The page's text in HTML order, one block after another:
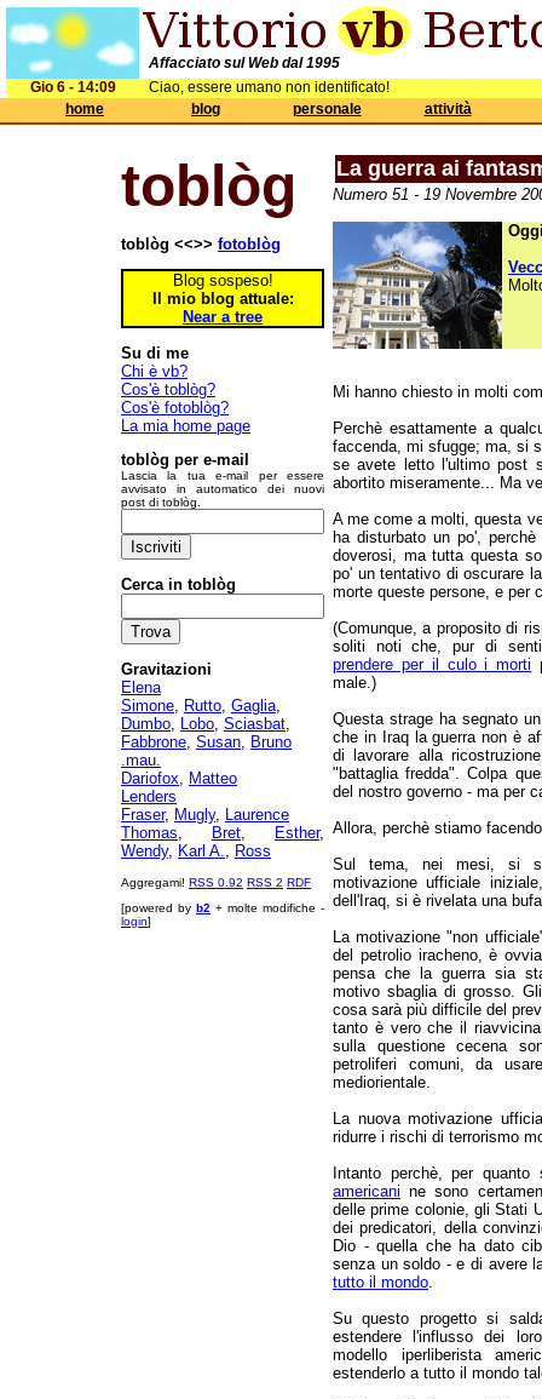
Affacciato sul Web dal 1995
Gio 6 - 14:09
Ciao, essere umano non identificato!
home
blog personale attività
toblòg
toblòg <<>> fotoblòg
Blog sospeso!
Il mio blog attuale:
Near a tree
Su di me
Chi è vb?
Cos'è toblòg?
Cos'è fotoblòg?
La mia home page
toblòg per e-mail
Lascia la tua e-mail per essere
avvisato in automatico dei nuovi
post di toblòg.
Cerca in toblòg
Gravitazioni
Elena
Simone, Rutto, Gaglia,
Dumbo, Lobo, Sciasbat,
Fabbrone, Susan, Bruno
.mau.
Dariofox, Matteo
Lenders
Fraser, Mugly, Laurence
Thomas, Bret, Esther,
Wendy, Karl A., Ross
Aggregami! RSS 0.92 RSS 2 RDF
[powered by b2 + molte modifiche -
login]
La guerra ai
Numero 51 - 19 Novembre
Mi hanno chiesto in molti
Perchè esattamente a
faccenda, mi sfugge; ma, si
se avete letto l'ultimo post
abortito miseramente... Ma
A me come a molti, questa
ha disturbato un po',
doverosi, ma tutta questa
po' un tentativo di oscurare
morte queste persone, e per
(Comunque, a proposito di
soliti noti che, pur di
prendere per il culo i morti
male.)
Questa strage ha segnato
che in Iraq la guerra non è
di lavorare alla
"battaglia fredda". Colpa
del nostro governo - ma per
Allora, perchè stiamo
Sul tema, nei mesi, si
motivazione ufficiale
dell'Iraq, si è rivelata una
La motivazione "non
del petrolio iracheno, è
pensa che la guerra sia
motivo sbaglia di grosso.
cosa sarà più difficile del
tanto è vero che il
sulla questione cecena
petroliferi comuni, da
mediorientale.
La nuova motivazione
ridurre i rischi di terrorismo
Intanto perchè, per
americani ne sono
delle prime colonie, gli Stati
dei predicatori, della
Dio - quella che ha dato
senza un soldo - e di avere
tutto il mondo.
Su questo progetto si
estendere l'influsso dei
modello iperliberista
estenderlo a tutto il mondo